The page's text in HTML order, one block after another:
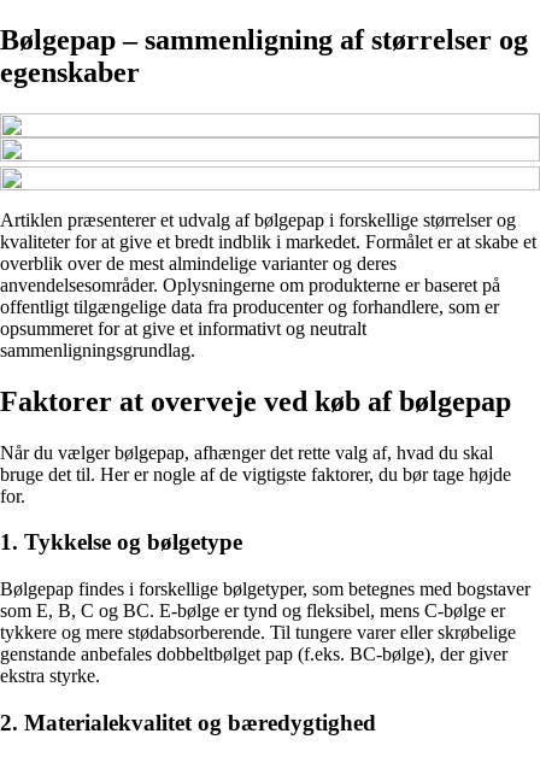
Bølgepap – sammenligning af størrelser og
egenskaber
Artiklen præsenterer et udvalg af bølgepap i forskellige størrelser og
kvaliteter for at give et bredt indblik i markedet. Formålet er at skabe et
overblik over de mest almindelige varianter og deres
anvendelsesområder. Oplysningerne om produkterne er baseret på
offentligt tilgængelige data fra producenter og forhandlere, som er
opsummeret for at give et informativt og neutralt
sammenligningsgrundlag.
Faktorer at overveje ved køb af bølgepap
Når du vælger bølgepap, afhænger det rette valg af, hvad du skal
bruge det til. Her er nogle af de vigtigste faktorer, du bør tage højde
for.
1. Tykkelse og bølgetype
Bølgepap findes i forskellige bølgetyper, som betegnes med bogstaver
som E, B, C og BC. E-bølge er tynd og fleksibel, mens C-bølge er
tykkere og mere stødabsorberende. Til tungere varer eller skrøbelige
genstande anbefales dobbeltbølget pap (f.eks. BC-bølge), der giver
ekstra styrke.
2. Materialekvalitet og bæredygtighed